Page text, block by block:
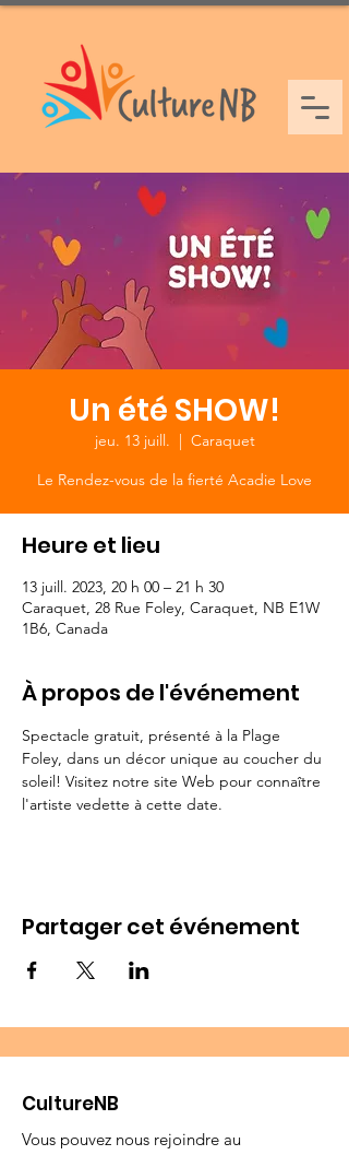
Un été SHOW!
jeu. 13 juill.
  |
Caraquet
Le Rendez-vous de la fierté Acadie Love
Heure et lieu
13 juill. 2023, 20 h 00 – 21 h 30
Caraquet, 28 Rue Foley, Caraquet, NB E1W
1B6, Canada
À propos de l'événement
Spectacle gratuit, présenté à la Plage
Foley, dans un décor unique au coucher du
soleil! Visitez notre site Web pour connaître
l'artiste vedette à cette date.
Partager cet événement
CultureNB
Vous pouvez nous rejoindre au